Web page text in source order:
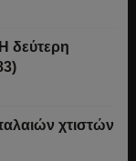
δεύτερη
χτιστών